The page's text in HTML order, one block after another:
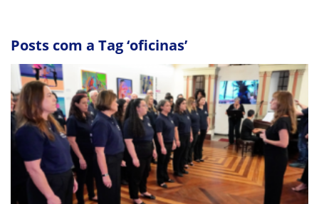
Posts com a Tag ‘oficinas’